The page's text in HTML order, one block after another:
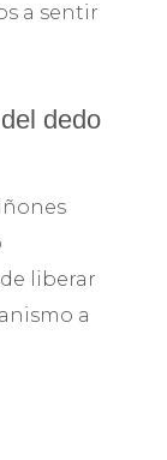
a sentir
dedo
liberar
a